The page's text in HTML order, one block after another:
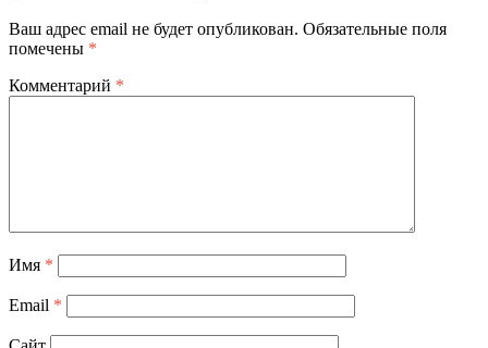
Ваш адрес email не будет опубликован. Обязательные поля
помечены *
Комментарий *
Имя *
Email *